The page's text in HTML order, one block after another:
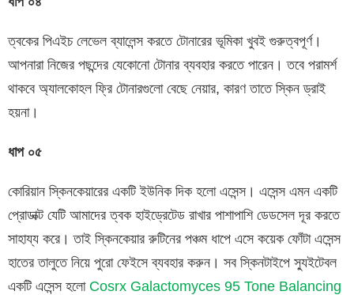
ত্বকের পিএইচ লেভেল ব্যালেন্স করতে টোনারের ভূমিকা খুবই গুরুত্বপূর্ণ।
আপনারা নিজের পছন্দের যেকোনো টোনার ব্যবহার করতে পারেন। তবে পরামর্শ
থাকবে অ্যালকোহল ফ্রি টোনারগুলো বেছে নেয়ার, কারণ তাতে স্কিন ড্রাই
হয়না।
ধাপ ০৫
কোরিয়ান স্কিনকেয়ারের একটি ইউনিক দিক হলো এসেন্স। এসেন্স এমন একটি
প্রোডাক্ট যেটি আমাদের ত্বক হাইড্রেটেড রাখার পাশাপাশি ডেডসেল দূর করতে
সাহায্য করে। তাই স্কিনকেয়ার রুটিনের পঞ্চম ধাপে এসে কয়েক ফোঁটা এসেন্স
হাতের তালুতে নিয়ে পুরো ফেইসে ব্যবহার করুন। সব স্কিনটাইপে স্যুইটেবল
একটি এসেন্স হলো Cosrx Galactomyces 95 Tone Balancing